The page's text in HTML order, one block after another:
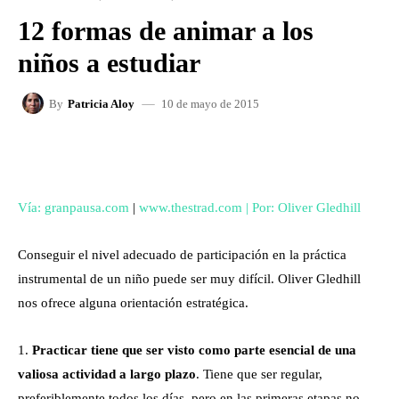
12 formas de animar a los
niños a estudiar
By Patricia Aloy 10 de mayo de 2015
Vía: granpausa.com | www.thestrad.com | Por: Oliver Gledhill
Conseguir el nivel adecuado de participación en la práctica
instrumental de un niño puede ser muy difícil. Oliver Gledhill
nos ofrece alguna orientación estratégica.
1. Practicar tiene que ser visto como parte esencial de una
valiosa actividad a largo plazo. Tiene que ser regular,